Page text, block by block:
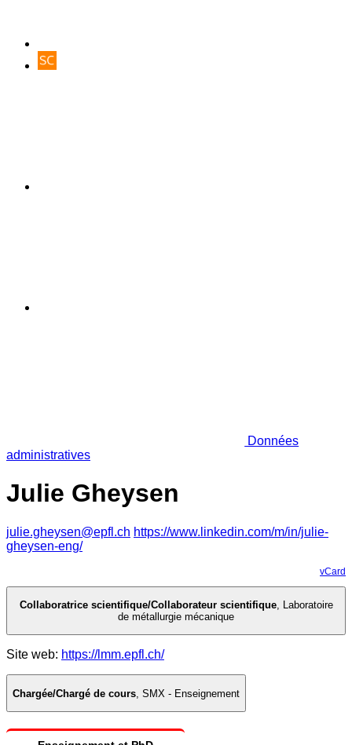
Données
administratives
Julie Gheysen
julie.gheysen@epfl.ch https://www.linkedin.com/m/in/julie-
gheysen-eng/
vCard
Collaboratrice scientifique/Collaborateur scientifique, Laboratoire
de métallurgie mécanique
Site web: https://lmm.epfl.ch/
Chargée/Chargé de cours SMX - Enseignement